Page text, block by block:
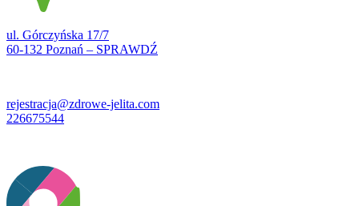
ul. Górczyńska 17/7
60-132 Poznań – SPRAWDŹ
rejestracja@zdrowe-jelita.com
226675544